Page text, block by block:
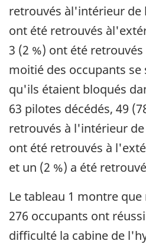
retrouvés àl'intérieur de
ont été retrouvés
3 (2 %) ont été
moitié des occupants
qu'ils étaient bloqués
63 pilotes décédés, 49
retrouvés à l'intérieur
ont été retrouvés à
et un (2 %) a été
Le tableau 1 montre que
276 occupants ont
difficulté la cabine de